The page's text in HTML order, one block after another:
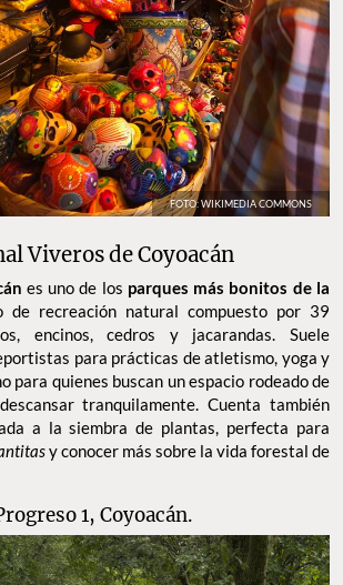
FOTO: WIKIMEDIA COMMONS
Viveros de Coyoacán
es uno de los parques más bonitos de la
de recreación natural compuesto por 39
encinos, cedros y jacarandas. Suele
para prácticas de atletismo, yoga y
para quienes buscan un espacio rodeado de
tranquilamente. Cuenta también
a la siembra de plantas, perfecta para
y conocer más sobre la vida forestal de
1, Coyoacán.